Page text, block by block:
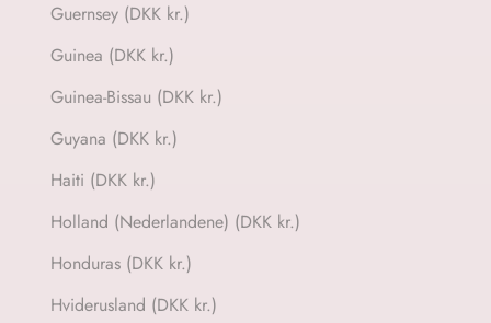
Guernsey (DKK kr.)
Guinea (DKK kr.)
Guinea-Bissau (DKK kr.)
Guyana (DKK kr.)
Haiti (DKK kr.)
Holland (Nederlandene) (DKK kr.)
Honduras (DKK kr.)
Hviderusland (DKK kr.)